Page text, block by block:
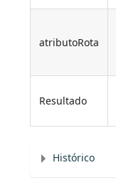
atributoRota
Resultado
Histórico